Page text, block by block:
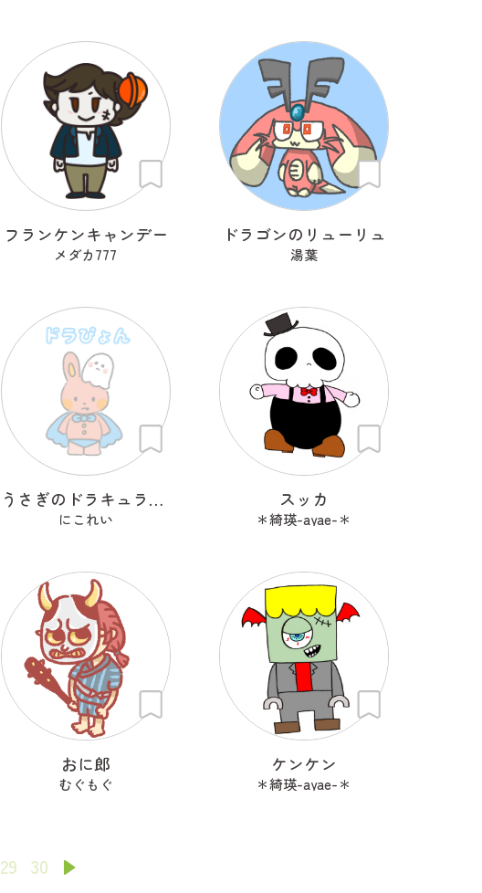
フランケンキャンデー
メダカ777
ドラゴンのリューリュ
湯葉
うさぎのドラキュラ「ドラぴょん」
にこれい
スッカ
＊綺瑛-ayae-＊
おに郎
むぐもぐ
ケンケン
＊綺瑛-ayae-＊
29 30